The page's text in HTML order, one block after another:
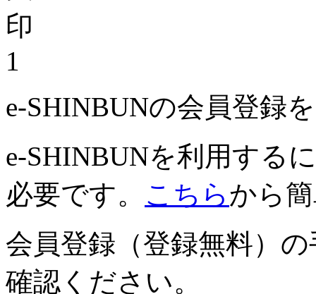
1
e-SHINBUNの会員登録
e-SHINBUNを利用する
必要です。 こちらから
会員登録（登録無料）
確認ください。